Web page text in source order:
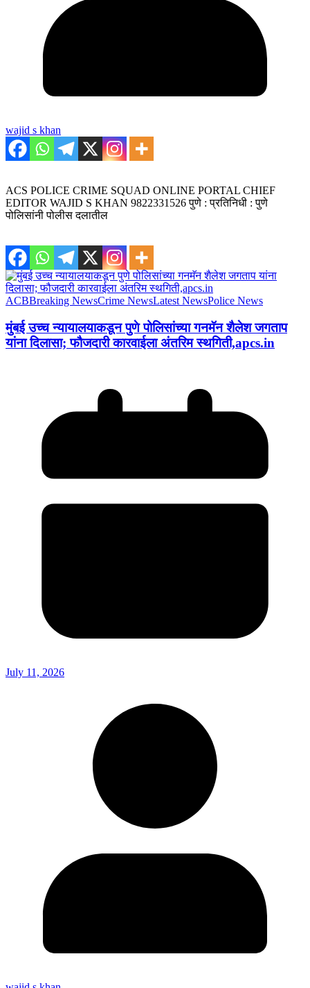
wajid s khan
ACS POLICE CRIME SQUAD ONLINE PORTAL CHIEF
EDITOR WAJID S KHAN 9822331526 पुणे : प्रतिनिधी : पुणे
पोलिसांनी पोलीस दलातील
ACBBreaking NewsCrime NewsLatest NewsPolice News
मुंबई उच्च न्यायालयाकडून पुणे पोलिसांच्या गनमॅन शैलेश जगताप
यांना दिलासा; फौजदारी कारवाईला अंतरिम स्थगिती,apcs.in
July 11, 2026